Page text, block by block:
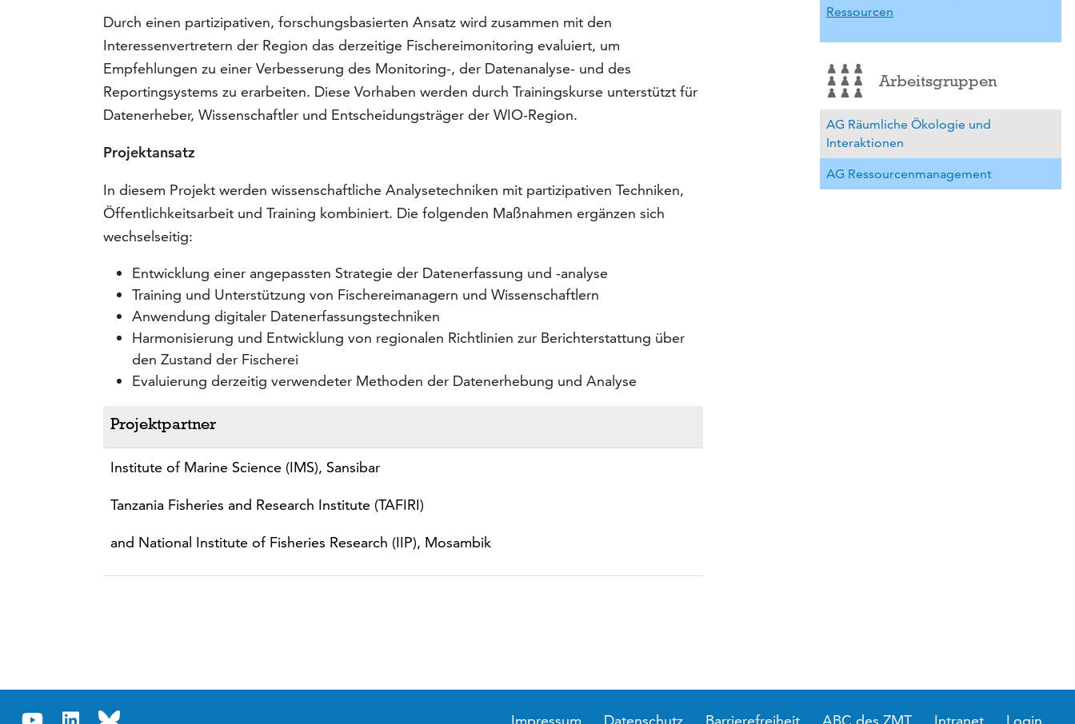
Durch einen partizipativen, forschungsbasierten Ansatz wird zusammen mit den
Interessenvertretern der Region das derzeitige Fischereimonitoring evaluiert, um
Empfehlungen zu einer Verbesserung des Monitoring-, der Datenanalyse- und des
Reportingsystems zu erarbeiten. Diese Vorhaben werden durch Trainingskurse unterstützt für
Datenerheber, Wissenschaftler und Entscheidungsträger der WIO-Region.
Projektansatz
In diesem Projekt werden wissenschaftliche Analysetechniken mit partizipativen Techniken,
Öffentlichkeitsarbeit und Training kombiniert. Die folgenden Maßnahmen ergänzen sich
wechselseitig:
Entwicklung einer angepassten Strategie der Datenerfassung und -analyse
Training und Unterstützung von Fischereimanagern und Wissenschaftlern
Anwendung digitaler Datenerfassungstechniken
Harmonisierung und Entwicklung von regionalen Richtlinien zur Berichterstattung über
den Zustand der Fischerei
Evaluierung derzeitig verwendeter Methoden der Datenerhebung und Analyse
Projektpartner
Institute of Marine Science (IMS), Sansibar
Tanzania Fisheries and Research Institute (TAFIRI)
and National Institute of Fisheries Research (IIP), Mosambik
Ressourcen
Arbeitsgruppen
AG Räumliche Ökologie und
Interaktionen
AG Ressourcenmanagement